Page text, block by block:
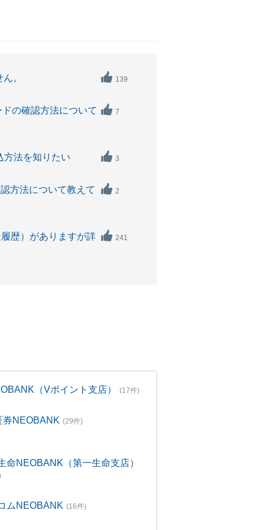
。 139
の確認方法について
7
方法を知りたい 3
方法について教えて
2
歴）がありますが詳
241
（Vポイント支店） (17件)
券NEOBANK (29件)
命NEOBANK（第一生命支店）
ムNEOBANK (16件)